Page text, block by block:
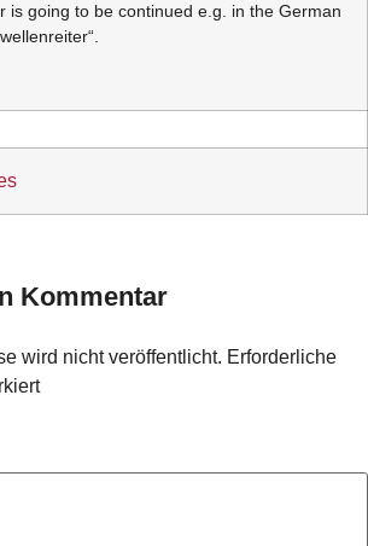
is going to be continued e.g. in the German
Kommentar
wird nicht veröffentlicht. Erforderliche